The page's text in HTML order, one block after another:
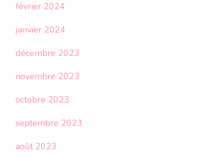
février 2024
janvier 2024
décembre 2023
novembre 2023
octobre 2023
septembre 2023
août 2023